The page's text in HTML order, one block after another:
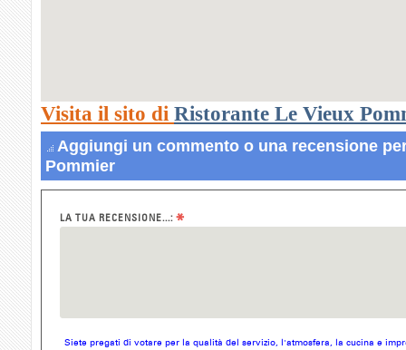
Visita il sito di Ristorante Le Vieux
Aggiungi un commento o una recensione
Pommier
LA TUA RECENSIONE...: *
Siete pregati di votare per la qualità del servizio, l'atmosfera, la cucina e